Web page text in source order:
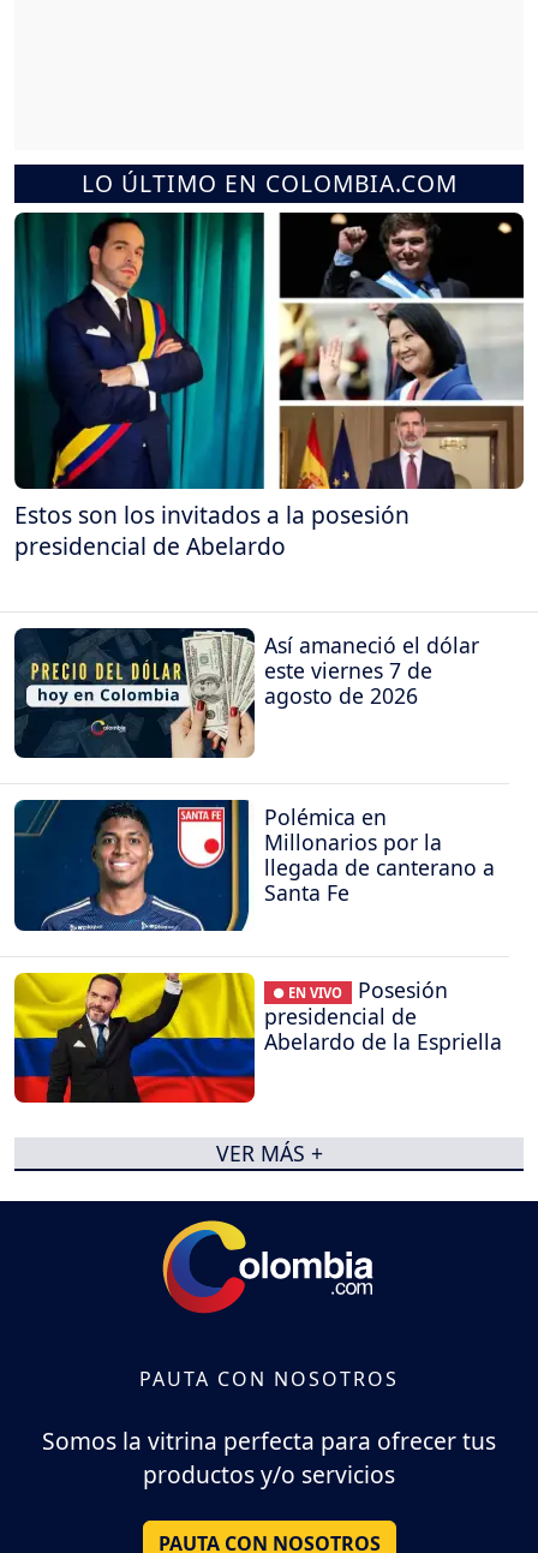
LO ÚLTIMO EN COLOMBIA.COM
Estos son los invitados a la posesión
presidencial de Abelardo
Así amaneció el dólar
este viernes 7 de
agosto de 2026
Polémica en
Millonarios por la
llegada de canterano a
Santa Fe
● EN VIVO
Posesión
presidencial de
Abelardo de la Espriella
VER MÁS +
PAUTA CON NOSOTROS
Somos la vitrina perfecta para ofrecer tus
productos y/o servicios
PAUTA CON NOSOTROS